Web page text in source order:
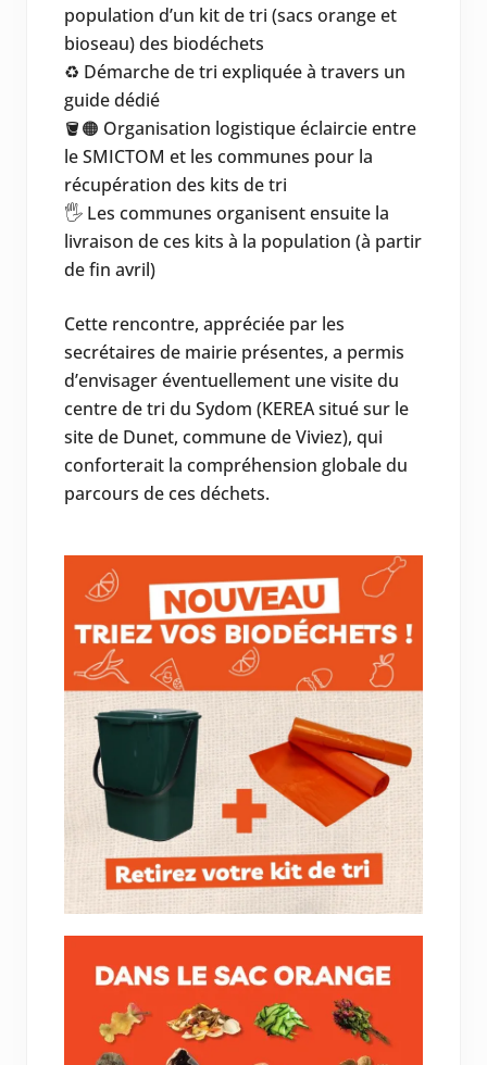
population d’un kit de tri (sacs orange et
bioseau) des biodéchets
♻️ Démarche de tri expliquée à travers un
guide dédié
🪣🟠 Organisation logistique éclaircie entre
le SMICTOM et les communes pour la
récupération des kits de tri
🖐️ Les communes organisent ensuite la
livraison de ces kits à la population (à partir
de fin avril)
Cette rencontre, appréciée par les
secrétaires de mairie présentes, a permis
d’envisager éventuellement une visite du
centre de tri du Sydom (KEREA situé sur le
site de Dunet, commune de Viviez), qui
conforterait la compréhension globale du
parcours de ces déchets.